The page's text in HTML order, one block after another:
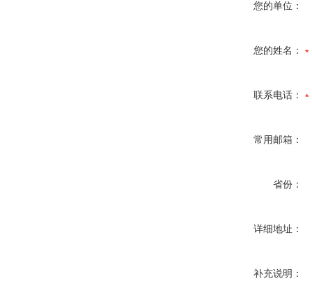
您的单位：
您的姓名：
联系电话：
常用邮箱：
省份：
详细地址：
补充说明：